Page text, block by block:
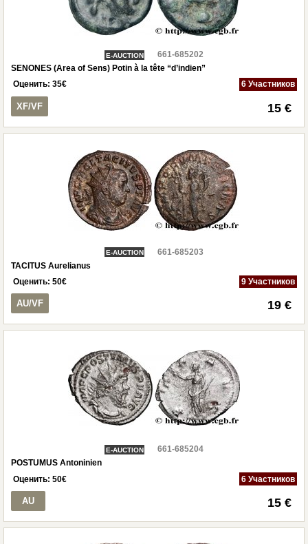
E-AUCTION
661-685202
SENONES (Area of Sens) Potin à la tête “d’indien”
Оценить: 35€ 6 Участников
XF/VF 15 €
E-AUCTION
661-685203
TACITUS Aurelianus
Оценить: 50€ 9 Участников
AU/VF 19 €
E-AUCTION
661-685204
POSTUMUS Antoninien
Оценить: 50€ 6 Участников
AU 15 €